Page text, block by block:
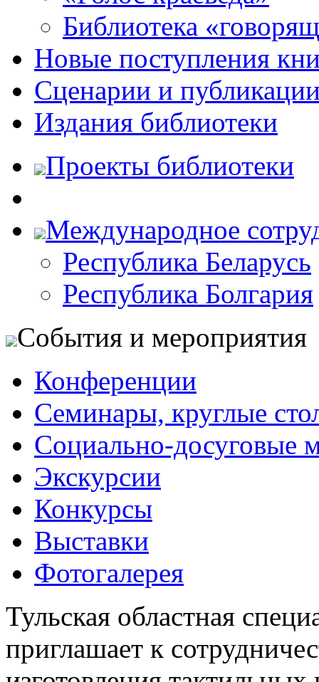
Библиотека
Новые поступления
Сценарии и
Издания библиотеки
Проекты библиотеки
Международное
Республика Беларусь
Республика Болгария
События и мероприятия
Конференции
Семинары, круглые
Социально-досуговые
Экскурсии
Конкурсы
Выставки
Фотогалерея
Тульская областная
приглашает к